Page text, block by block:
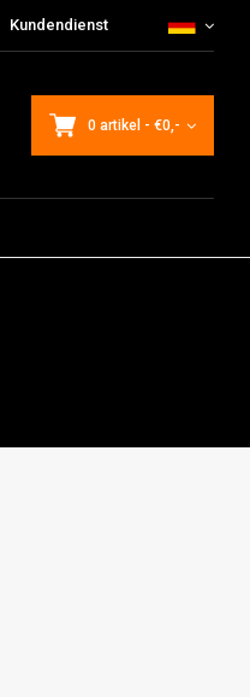
Kundendienst
0 artikel - €0,-